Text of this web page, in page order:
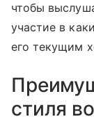
чтобы
участие в
его текущим
стиля